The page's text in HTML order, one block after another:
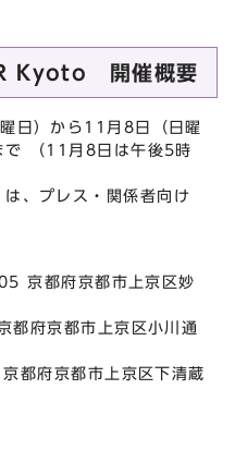
Kyoto 開催概要
日）から11⽉8⽇（⽇曜
で （11月8日は午後5時
、プレス・関係者向け
京都府京都市上京区妙
府京都市上京区⼩川通
都府京都市上京区下清蔵